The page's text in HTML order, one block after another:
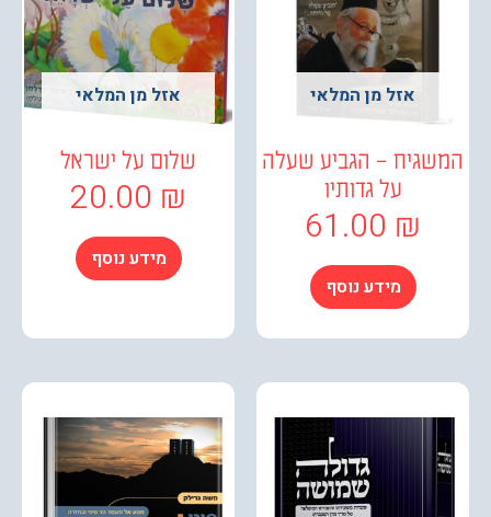
אזל מן המלאי
– הגביע שעלה
על גדותיו
61.00
מידע נוסף
אזל מן המלאי
שלום על ישראל
20.00
מידע נוסף